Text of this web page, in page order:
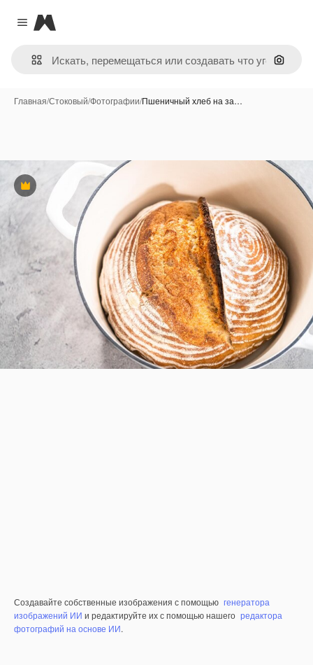
Close menu
Magnific
Поиск
Главная/Стоковый/Фотографии/Пшеничный хлеб на за…
Премиум
Создавайте собственные изображения с помощью генератора
изображений ИИ и редактируйте их с помощью нашего редактора
фотографий на основе ИИ.